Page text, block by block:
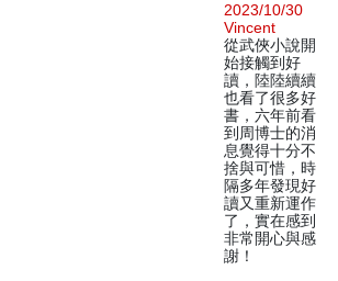
2023/10/30
Vincent
從武俠小說開
始接觸到好
讀，陸陸續續
也看了很多好
書，六年前看
到周博士的消
息覺得十分不
捨與可惜，時
隔多年發現好
讀又重新運作
了，實在感到
非常開心與感
謝！